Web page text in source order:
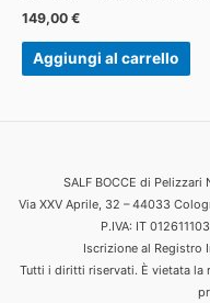
149,00 €
Aggiungi al carrello
SALF BOCCE di
Via XXV Aprile, 32 – 44033
P.IVA: IT
Iscrizione al Registro
Tutti i diritti riservati. È vietata la